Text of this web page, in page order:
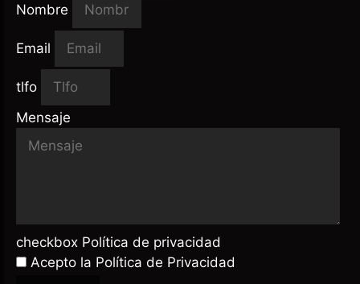
Nombre
Email
tlfo
Mensaje
checkbox Política de privacidad
Acepto la Política de Privacidad